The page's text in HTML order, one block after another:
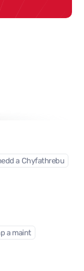
a Chyfathrebu
a maint